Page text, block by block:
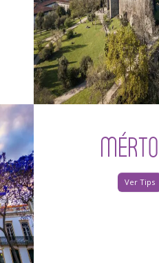
Ver Tips